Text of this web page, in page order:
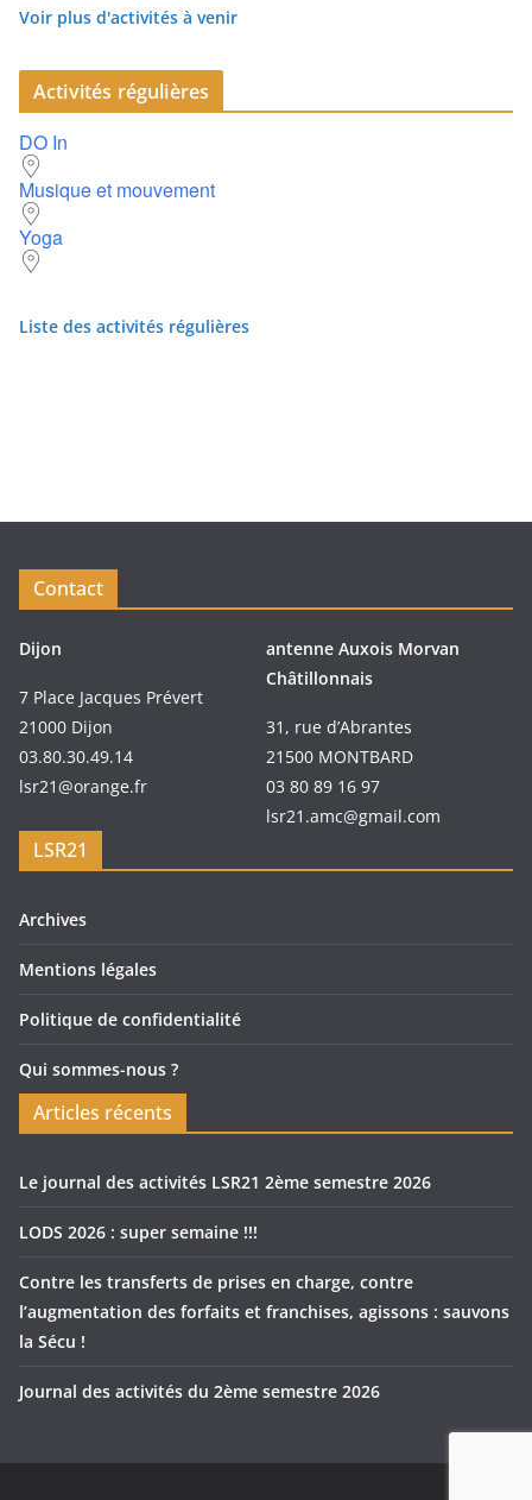
Voir plus d'activités à venir
Activités régulières
DO In
Musique et mouvement
Yoga
Liste des activités régulières
Contact
Dijon
7 Place Jacques Prévert
21000 Dijon
03.80.30.49.14
lsr21@orange.fr
antenne Auxois Morvan
Châtillonnais
31, rue d’Abrantes
21500 MONTBARD
03 80 89 16 97
lsr21.amc@gmail.com
LSR21
Archives
Mentions légales
Politique de confidentialité
Qui sommes-nous ?
Articles récents
Le journal des activités LSR21 2ème semestre 2026
LODS 2026 : super semaine !!!
Contre les transferts de prises en charge, contre
l’augmentation des forfaits et franchises, agissons : sauvons
la Sécu !
Journal des activités du 2ème semestre 2026